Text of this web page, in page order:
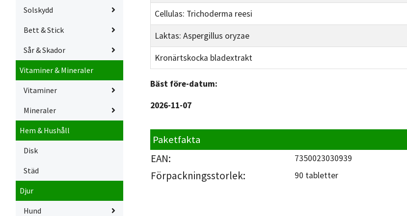
Solskydd
Bett & Stick
Sår & Skador
Vitaminer & Mineraler
Vitaminer
Mineraler
Hem & Hushåll
Disk
Städ
Djur
Hund
Cellulas: Trichoderma reesi
Laktas: Aspergillus oryzae
Kronärtskocka bladextrakt
Bäst före-datum:
2026-11-07
Paketfakta
EAN: 7350023030939
Förpackningsstorlek: 90 tabletter